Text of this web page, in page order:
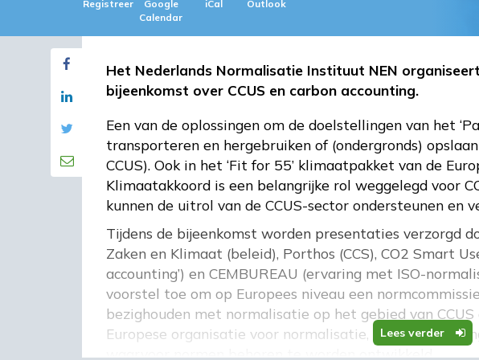
Registreer
Google
Calendar
iCal Outlook
Lees verder
Het Nederlands Normalisatie Instituut NEN
bijeenkomst over CCUS en carbon accounting.
Een van de oplossingen om de doelstellingen van het
transporteren en hergebruiken of (ondergronds)
CCUS). Ook in het ‘Fit for 55’ klimaatpakket van de
Klimaatakkoord is een belangrijke rol weggelegd voor
kunnen de uitrol van de CCUS-sector ondersteunen en
Tijdens de bijeenkomst worden presentaties verzorgd
Zaken en Klimaat (beleid), Porthos (CCS), CO2 Smart
accounting’) en CEMBUREAU (ervaring met ISO-
voorstel toe om op Europees niveau een
bezighouden met normalisatie op het gebied van CCUS
Europese organisatie voor normalisatie, heeft CCUS
waarvoor normen behoren te worden ontwikkeld.